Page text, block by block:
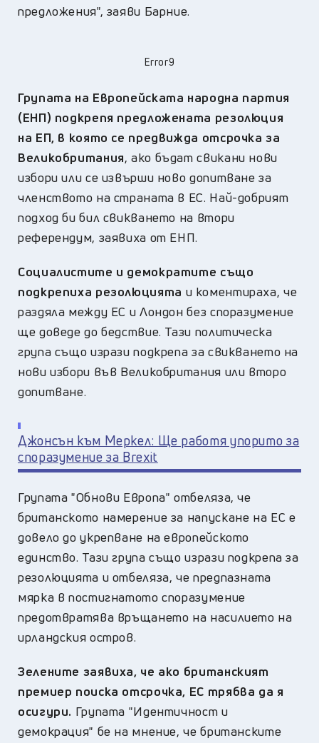
предложения", заяви Барние.
Error9
Групата на Европейската народна партия
(ЕНП) подкрепя предложената резолюция
на ЕП, в която се предвижда отсрочка за
Великобритания, ако бъдат свикани нови
избори или се извърши ново допитване за
членството на страната в ЕС. Най-добрият
подход би бил свикването на втори
референдум, заявиха от ЕНП.
Социалистите и демократите също
подкрепиха резолюцията и коментираха, че
раздяла между ЕС и Лондон без споразумение
ще доведе до бедствие. Тази политическа
група също изрази подкрепа за свикването на
нови избори във Великобритания или второ
допитване.
Джонсън към Меркел: Ще работя упорито за
споразумение за Brexit
Групата "Обнови Европа" отбеляза, че
британското намерение за напускане на ЕС е
довело до укрепване на европейското
единство. Тази група също изрази подкрепа за
резолюцията и отбеляза, че предпазната
мярка в постигнатото споразумение
предотвратява връщането на насилието на
ирландския остров.
Зелените заявиха, че ако британският
премиер поиска отсрочка, ЕС трябва да я
осигури. Групата "Идентичност и
демокрация" бе на мнение, че британските